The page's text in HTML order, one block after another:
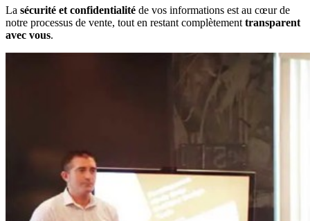
La sécurité et confidentialité de vos informations est au cœur de
notre processus de vente, tout en restant complètement transparent
avec vous.